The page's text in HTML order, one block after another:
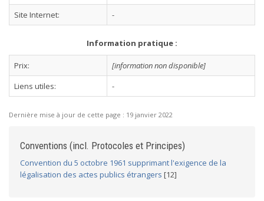
Site Internet:
-
Information pratique :
Prix:
[information non disponible]
Liens utiles:
-
Dernière mise à jour de cette page : 19 janvier 2022
Conventions (incl. Protocoles et Principes)
Convention du 5 octobre 1961 supprimant l'exigence de la
légalisation des actes publics étrangers [12]